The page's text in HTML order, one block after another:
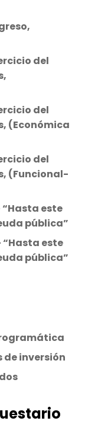
del
del
(Económica
del
(Funcional-
este
pública”
“Hasta este
pública”
de inversión